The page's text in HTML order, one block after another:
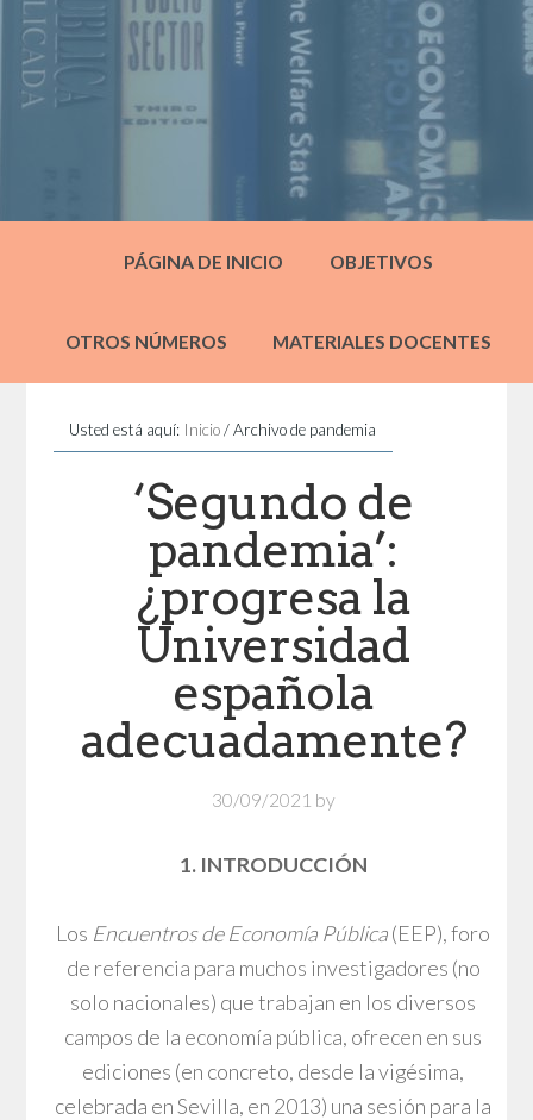
PÁGINA DE INICIO OBJETIVOS
OTROS NÚMEROS MATERIALES DOCENTES
Usted está aquí: Inicio /Archivo de pandemia
‘Segundo de
pandemia’:
¿progresa la
Universidad
española
adecuadamente?
30/09/2021 by
1. INTRODUCCIÓN
Los Encuentros de Economía Pública(EEP), foro
de referencia para muchos investigadores (no
solo nacionales) que trabajan en los diversos
campos de la economía pública, ofrecen en sus
ediciones (en concreto, desde la vigésima,
celebrada en Sevilla, en 2013) una sesión para la